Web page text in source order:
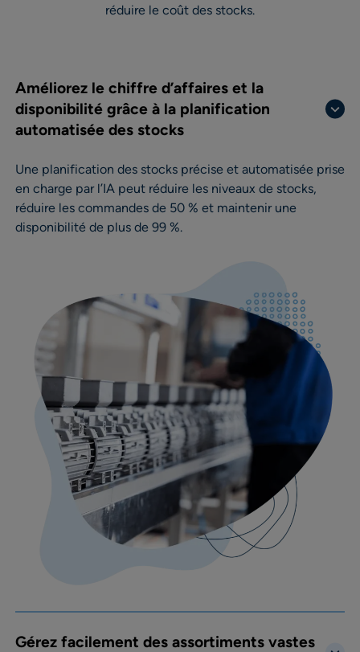
réduire le coût des stocks.
Améliorez le chiffre d’affaires et la
disponibilité grâce à la planification
automatisée des stocks
Une planification des stocks précise et automatisée prise
en charge par l’IA peut réduire les niveaux de stocks,
réduire les commandes de 50 % et maintenir une
disponibilité de plus de 99 %.
Gérez facilement des assortiments vastes